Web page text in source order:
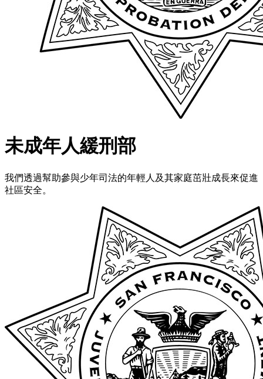
未成年人緩刑部
我們透過幫助參與少年司法的年輕人及其家庭茁壯成長來促進
社區安全。